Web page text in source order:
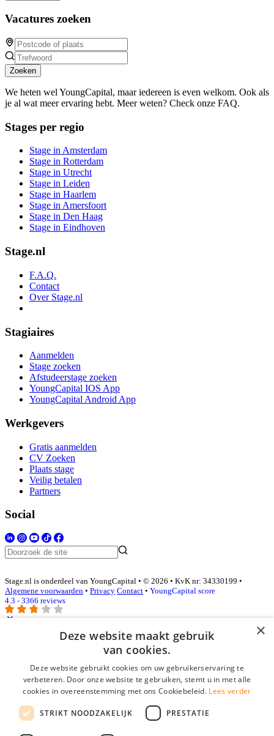
Vacatures zoeken
Zoeken
We heten wel YoungCapital, maar iedereen is even welkom. Ook als
je al wat meer ervaring hebt. Meer weten? Check onze FAQ.
Stages per regio
Stage in Amsterdam
Stage in Rotterdam
Stage in Utrecht
Stage in Leiden
Stage in Haarlem
Stage in Amersfoort
Stage in Den Haag
Stage in Eindhoven
Stage.nl
F.A.Q.
Contact
Over Stage.nl
Stagiaires
Aanmelden
Stage zoeken
Afstudeerstage zoeken
YoungCapital IOS App
YoungCapital Android App
Werkgevers
Gratis aanmelden
CV Zoeken
Plaats stage
Veilig betalen
Partners
Social
Stage.nl is onderdeel van YoungCapital • © 2026 • KvK nr: 34330199 •
Algemene voorwaarden • Privacy Contact • YoungCapital score
4.3 - 3366 reviews
Inloggen als bedrijf
E-mail*
Wachtwoord
login gegevens onthouden
×
Deze website maakt gebruik
van cookies.
Deze website gebruikt cookies om uw gebruikerservaring te
verbeteren. Door onze website te gebruiken, stemt u in met alle
cookies in overeenstemming met ons Cookiebeleid. Lees verder
STRIKT NOODZAKELIJK PRESTATIE